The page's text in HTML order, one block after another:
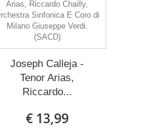
Joseph Calleja -
Tenor Arias,
Riccardo...
€ 13,99